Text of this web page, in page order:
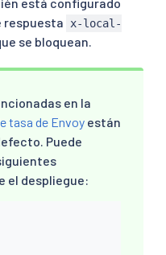
respuesta
x-local-
se bloquean.
en la
tasa de Envoy están
Puede
el despliegue: